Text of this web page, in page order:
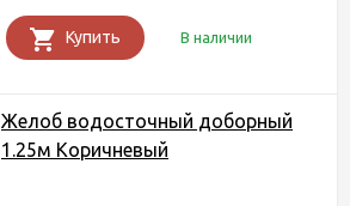
Купить В наличии
Желоб водосточный доборный
1.25м Коричневый